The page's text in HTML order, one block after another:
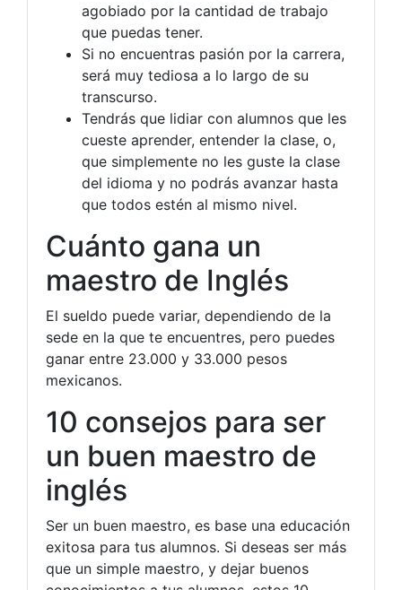
agobiado por la cantidad de trabajo
que puedas tener.
Si no encuentras pasión por la carrera,
será muy tediosa a lo largo de su
transcurso.
Tendrás que lidiar con alumnos que les
cueste aprender, entender la clase, o,
que simplemente no les guste la clase
del idioma y no podrás avanzar hasta
que todos estén al mismo nivel.
Cuánto gana un
maestro de Inglés
El sueldo puede variar, dependiendo de la
sede en la que te encuentres, pero puedes
ganar entre 23.000 y 33.000 pesos
mexicanos.
10 consejos para ser
un buen maestro de
inglés
Ser un buen maestro, es base una educación
exitosa para tus alumnos. Si deseas ser más
que un simple maestro, y dejar buenos